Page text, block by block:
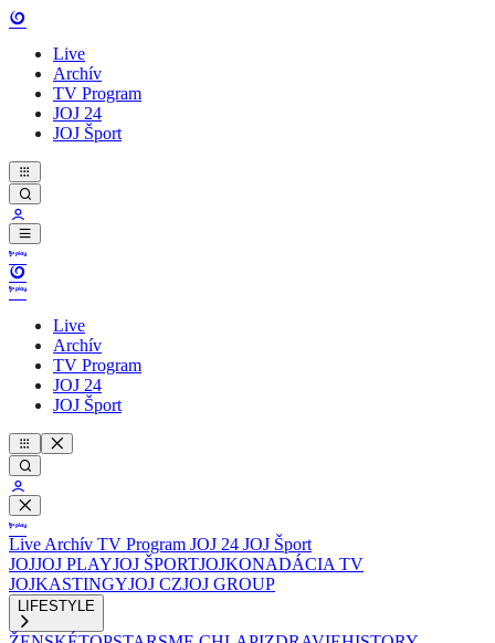
Live
Archív
TV Program
JOJ 24
JOJ Šport
Live
Archív
TV Program
JOJ 24
JOJ Šport
Live Archív TV Program JOJ 24 JOJ Šport
JOJJOJ PLAYJOJ ŠPORTJOJKONADÁCIA TV
JOJKASTINGYJOJ CZJOJ GROUP
LIFESTYLE